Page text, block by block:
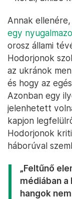
Annak
egy
orosz állami
Hodorjonok
az ukránok
és hogy az
Azonban egy
jelenhetett
kapjon
Hodorjonok
háborúval
„Feltűnő
médiában
hangok